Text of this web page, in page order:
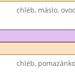
chléb, máslo,
chléb,